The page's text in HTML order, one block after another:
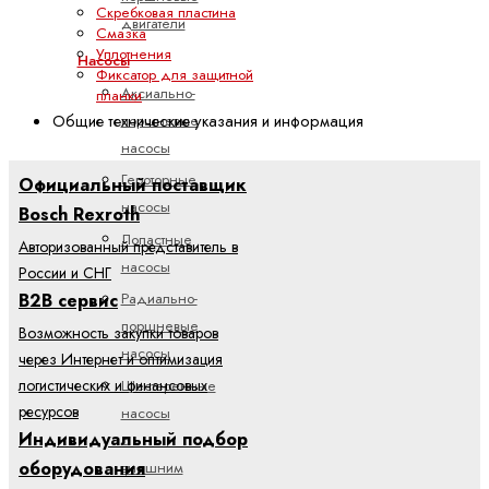
двигатели
Насосы
Аксиально-
поршневые
насосы
Героторные
насосы
Лопастные
насосы
Радиально-
поршневые
насосы
Шестеренные
насосы
с
внешним
Скребковая пластина
Смазка
Уплотнения
Фиксатор для защитной
планки
Общие технические указания и информация
Официальный поставщик
Bosch Rexroth
Авторизованный представитель в
России и СНГ
B2B сервис
Возможность закупки товаров
через Интернет и оптимизация
логистических и финансовых
ресурсов
Индивидуальный подбор
оборудования